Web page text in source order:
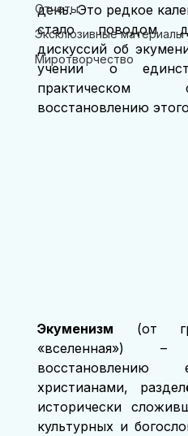
Отчеты
Эксклюзивные материалы
Миротворчество
день. Это редкое
стало поводом
дискуссий об
учении о
практическом
восстановлению
Экуменизм (от
«вселенная»)
восстановлению
христианами,
исторически
культурных и